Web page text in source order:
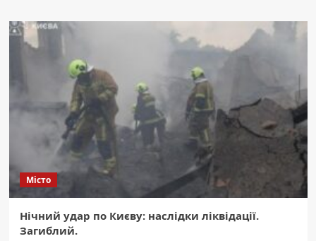
Місто
Нічний удар по Києву: наслідки ліквідації.
Загиблий.